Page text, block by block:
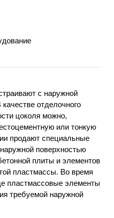
с наружной
отделочного
цоколя можно,
или тонкую
продают специальные
поверхностью
плиты и элементов
пластмассы. Во время
пластмассовые элементы
требуемой наружной